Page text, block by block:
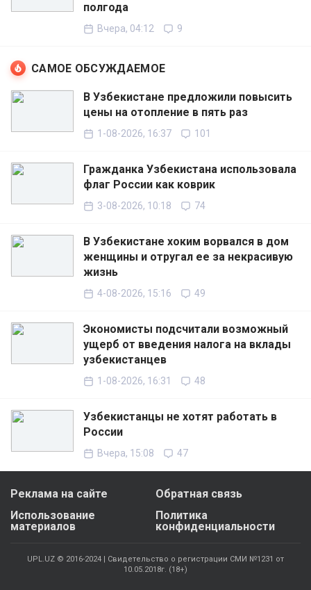
полгода
Вчера, 04:12 9
САМОЕ ОБСУЖДАЕМОЕ
В Узбекистане предложили повысить
цены на отопление в пять раз
1-08-2026, 16:37 101
Гражданка Узбекистана использовала
флаг России как коврик
3-08-2026, 10:18 74
В Узбекистане хоким ворвался в дом
женщины и отругал ее за некрасивую
жизнь
4-08-2026, 15:16 49
Экономисты подсчитали возможный
ущерб от введения налога на вклады
узбекистанцев
1-08-2026, 16:31 48
Узбекистанцы не хотят работать в
России
Вчера, 15:08 47
Реклама на сайте
Обратная связь
Использование
материалов
Политика
конфиденциальности
UPL.UZ © 2016-2024 | Свидетельство о регистрации СМИ №1231 от
10.05.2018г. (18+)